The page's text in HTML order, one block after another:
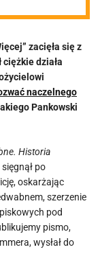
zacięła się z
ciężkie działa
naczelnego
Pankowski
Historia
po
oskarżając
szerzenie
pod
pismo,
wysłał do